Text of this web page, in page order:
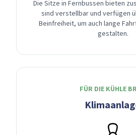
Die Sitze in Fernbussen bieten
sind verstellbar und verfügen
Beinfreiheit, um auch lange
gestalten.
FÜR DIE KÜHLE